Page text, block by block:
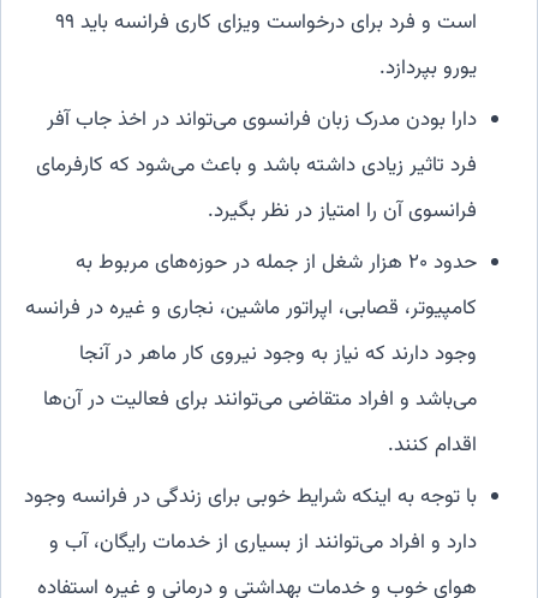
است و فرد برای درخواست ویزای کاری فرانسه باید ۹۹
یورو بپردازد.
دارا بودن مدرک زبان فرانسوی می‌تواند در اخذ جاب آفر
فرد تاثیر زیادی داشته باشد و باعث می‌شود که کارفرمای
فرانسوی آن را امتیاز در نظر بگیرد.
حدود ۲۰ هزار شغل از جمله در حوزه‌های مربوط به
کامپیوتر، قصابی، اپراتور ماشین، نجاری و غیره در فرانسه
وجود دارند که نیاز به وجود نیروی کار ماهر در آنجا
می‌باشد و افراد متقاضی می‌توانند برای فعالیت در آن‌ها
اقدام کنند.
با توجه به اینکه شرایط خوبی برای زندگی در فرانسه وجود
دارد و افراد می‌توانند از بسیاری از خدمات رایگان، آب و
هوای خوب و خدمات بهداشتی و درمانی و غیره استفاده